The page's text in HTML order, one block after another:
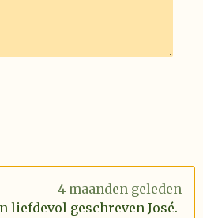
4 maanden geleden
liefdevol geschreven José.